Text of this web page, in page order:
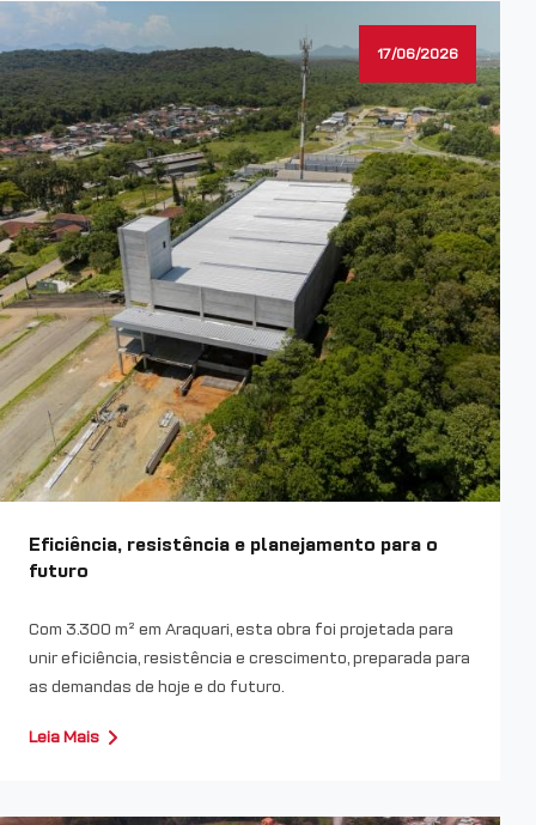
Eficiência, resistência e planejamento para o
futuro
17/06/2026
Com 3.300 m² em Araquari, esta obra foi projetada para
unir eficiência, resistência e crescimento, preparada para
as demandas de hoje e do futuro.
Leia Mais